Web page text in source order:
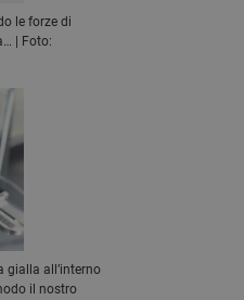
le forze di
| Foto:
gialla all’interno
il nostro